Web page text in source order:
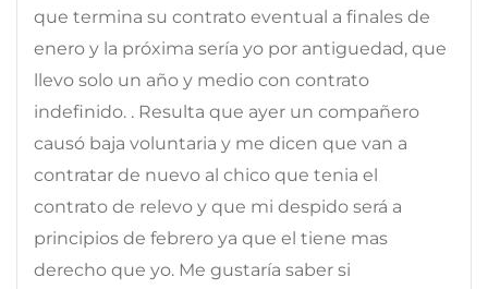
que termina su contrato eventual a finales de
enero y la próxima sería yo por antiguedad, que
llevo solo un año y medio con contrato
indefinido. . Resulta que ayer un compañero
causó baja voluntaria y me dicen que van a
contratar de nuevo al chico que tenia el
contrato de relevo y que mi despido será a
principios de febrero ya que el tiene mas
derecho que yo. Me gustaría saber si